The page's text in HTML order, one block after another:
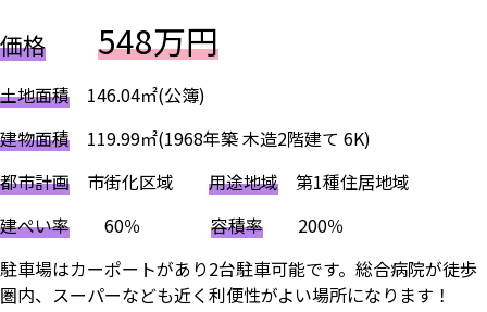
価格 548万円
土地面積 146.04㎡(公簿)
建物面積 119.99㎡(1968年築 木造2階建て 6K)
都市計画 市街化区域 用途地域 第1種住居地域
建ぺい率 60％ 容積率 200％
駐車場はカーポートがあり2台駐車可能です。総合病院が徒歩
圏内、スーパーなども近く利便性がよい場所になります！